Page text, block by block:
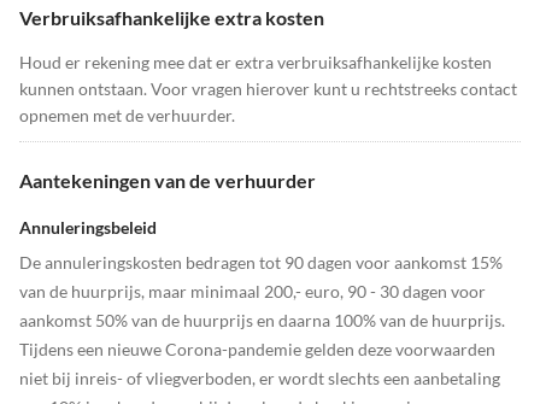
Verbruiksafhankelijke extra kosten
Houd er rekening mee dat er extra verbruiksafhankelijke kosten
kunnen ontstaan. Voor vragen hierover kunt u rechtstreeks contact
opnemen met de verhuurder.
Aantekeningen van de verhuurder
Annuleringsbeleid
De annuleringskosten bedragen tot 90 dagen voor aankomst 15%
van de huurprijs, maar minimaal 200,- euro, 90 - 30 dagen voor
aankomst 50% van de huurprijs en daarna 100% van de huurprijs.
Tijdens een nieuwe Corona-pandemie gelden deze voorwaarden
niet bij inreis- of vliegverboden, er wordt slechts een aanbetaling